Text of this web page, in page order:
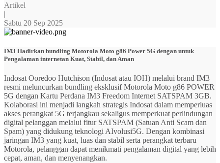
Artikel
|
Sabtu 20 Sep 2025
IM3 Hadirkan bundling Motorola Moto g86 Power 5G dengan untuk
Pengalaman internetan Kuat, Stabil, dan Aman
Indosat Ooredoo Hutchison (Indosat atau IOH) melalui brand IM3
resmi meluncurkan bundling eksklusif Motorola Moto g86 POWER
5G dengan Kartu Perdana IM3 Freedom Internet SATSPAM 3GB.
Kolaborasi ini menjadi langkah strategis Indosat dalam memperluas
akses perangkat 5G terjangkau sekaligus memperkuat perlindungan
digital pelanggan melalui fitur SATSPAM (Satuan Anti Scam dan
Spam) yang didukung teknologi AIvolusi5G. Dengan kombinasi
jaringan IM3 yang kuat, luas dan stabil serta perangkat terbaru
Motorola, pelanggan dapat menikmati pengalaman digital yang lebih
cepat, aman, dan menyenangkan.